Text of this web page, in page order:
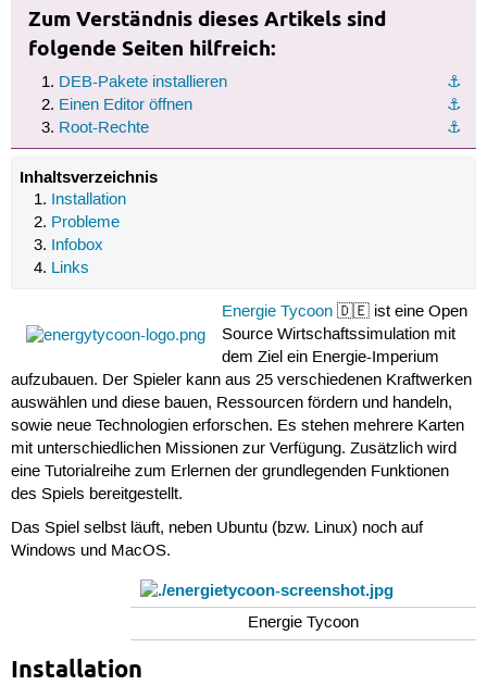
Zum Verständnis dieses Artikels sind
folgende Seiten hilfreich:
⚓︎
DEB-Pakete installieren
⚓︎
Einen Editor öffnen
⚓︎
Root-Rechte
Inhaltsverzeichnis
Installation
Probleme
Infobox
Links
Energie Tycoon 🇩🇪 ist eine Open
Source Wirtschaftssimulation mit
dem Ziel ein Energie-Imperium
aufzubauen. Der Spieler kann aus 25 verschiedenen Kraftwerken
auswählen und diese bauen, Ressourcen fördern und handeln,
sowie neue Technologien erforschen. Es stehen mehrere Karten
mit unterschiedlichen Missionen zur Verfügung. Zusätzlich wird
eine Tutorialreihe zum Erlernen der grundlegenden Funktionen
des Spiels bereitgestellt.
Das Spiel selbst läuft, neben Ubuntu (bzw. Linux) noch auf
Windows und MacOS.
Energie Tycoon
Installation